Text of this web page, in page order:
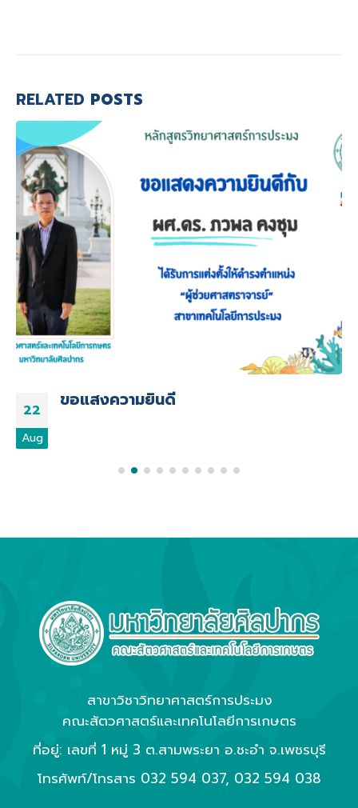
RELATED POSTS
22
Aug
ขอแสงความยินดี
สาขาวิชาวิทยาศาสตร์การประมง
คณะสัตวศาสตร์และเทคโนโลยีการเกษตร
ที่อยู่: เลขที่ 1 หมู่ 3 ต.สามพระยา อ.ชะอำ จ.เพชรบุรี
โทรศัพท์/โทรสาร 032 594 037, 032 594 038